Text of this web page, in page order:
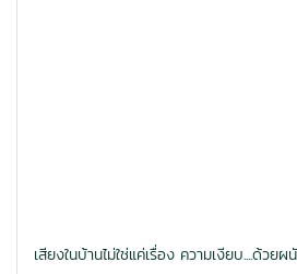
เสียงในบ้านไม่ใช่แค่เรื่อง ความเงียบ....ด้วย